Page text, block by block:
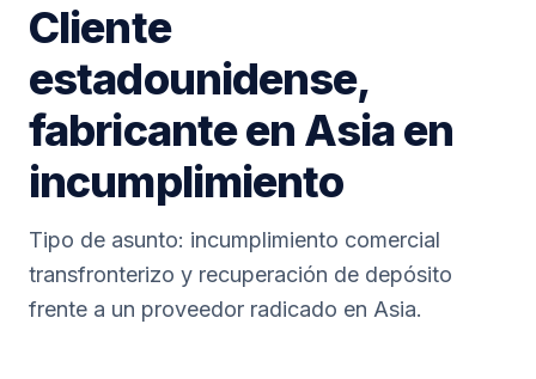
Cliente
estadounidense,
fabricante en Asia en
incumplimiento
Tipo de asunto: incumplimiento comercial
transfronterizo y recuperación de depósito
frente a un proveedor radicado en Asia.